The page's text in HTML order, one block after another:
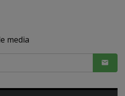
media